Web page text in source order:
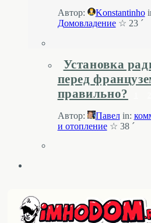
Автор: Konstantinho
Домовладение☆ 23 ´
Установка
перед
правильно?
Автор: Павел in:
и отопление☆ 38 ´